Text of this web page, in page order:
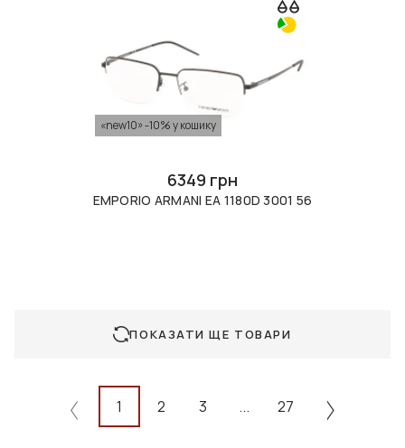
«new10» -10% у кошику
6349 грн
EMPORIO ARMANI EA 1180D 3001 56
ПОКАЗАТИ ЩЕ ТОВАРИ
1 2 3 ... 27